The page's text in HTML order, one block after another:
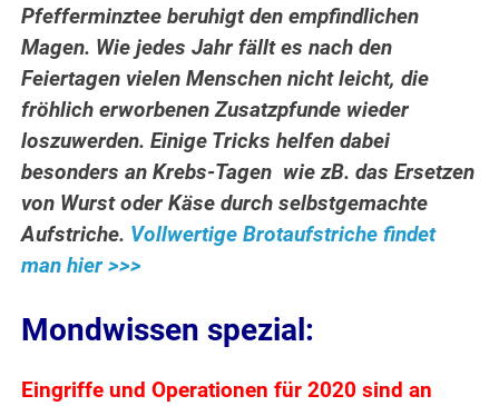
Pfefferminztee beruhigt den empfindlichen
Magen. Wie jedes Jahr fällt es nach den
Feiertagen vielen Menschen nicht leicht, die
fröhlich erworbenen Zusatzpfunde wieder
loszuwerden. Einige Tricks helfen dabei
besonders an Krebs-Tagen wie zB. das Ersetzen
von Wurst oder Käse durch selbstgemachte
Aufstriche. Vollwertige Brotaufstriche findet
man hier >>>
Mondwissen spezial:
Eingriffe und Operationen für 2020 sind an